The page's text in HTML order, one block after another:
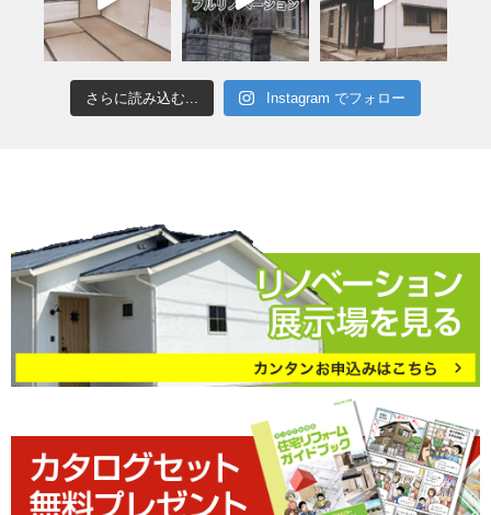
さらに読み込む... Instagram でフォロー